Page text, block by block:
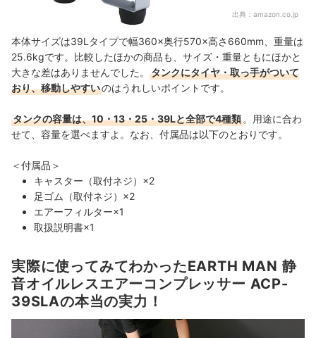
出典： amazon.co.jp
本体サイズは39Lタイプで幅360×奥行570×高さ660mm、重量は
25.6kgです。比較したほかの商品も、サイズ・重量ともにほかと
大きな差はありませんでした。
タンクにタイヤ・取っ手がついて
おり、移動しやすいのはうれしいポイントです。
タンクの容量は、10・13・25・39Lと全部で4種類 。用途に合わ
せて、容量を選べますよ。なお、付属品は以下のとおりです。
＜付属品＞
キャスター（取付ネジ）×2
足ゴム（取付ネジ）×2
エアーフィルター×1
取扱説明書×1
実際に使ってみてわかったEARTH MAN 静
音オイルレスエアーコンプレッサー ACP-
39SLAの本当の実力！